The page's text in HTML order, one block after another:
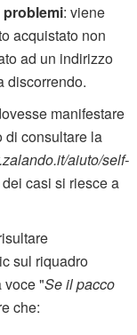
problemi: viene
acquistato non
ad un indirizzo
discorrendo.
manifestare
di consultare la
aiuto/self-
casi si riesce a
sul riquadro
voce "Se il pacco
che: